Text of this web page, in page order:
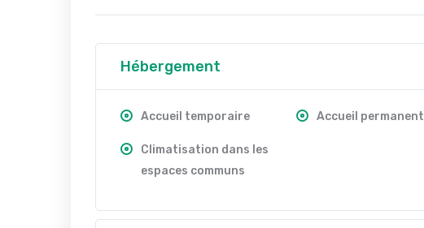
Hébergement
Accueil temporaire Accueil permanent
Climatisation dans les
espaces communs